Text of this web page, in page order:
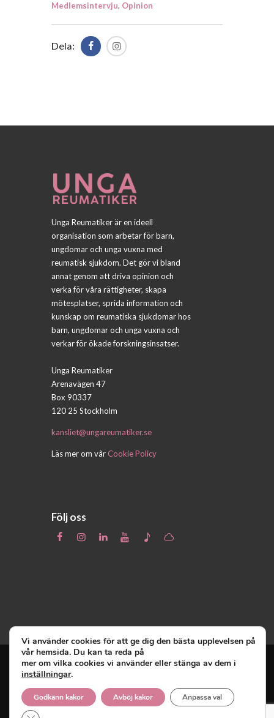
Medlemsintervju, Opinion
Dela:
Unga Reumatiker är en ideell
organisation som arbetar för barn,
ungdomar och unga vuxna med
reumatisk sjukdom. Det gör vi bland
annat genom att driva opinion och
verka för våra rättigheter, skapa
mötesplatser, sprida information och
kunskap om reumatiska sjukdomar hos
barn, ungdomar och unga vuxna och
verkar för ökade forskningsinsatser.
Unga Reumatiker
Arenavägen 47
Box 90337
120 25 Stockholm
kansliet@ungareumatiker.se
Läs mer om vårCookie Policy
Följ oss
innehar upphovsrätten till denna site och
reserverar sig alla rättigheter därtill.
Vi använder cookies för att ge dig den bästa upplevelsen på
vår hemsida. Du kan ta reda på
mer om vilka cookies vi använder eller stänga av dem i
inställningar.
Godkänn kakor Avböj kakor Anpassa val